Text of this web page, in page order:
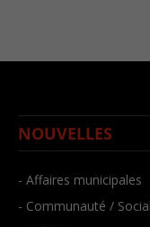
NOUVELLES
- Affaires municipales
- Communauté / Social